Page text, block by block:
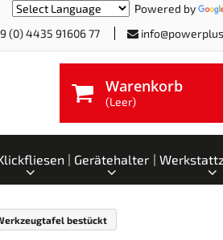
Powered by
(0) 4435 91606 77
Warenkorb
(Leer)
Gerätehalter
bestückt